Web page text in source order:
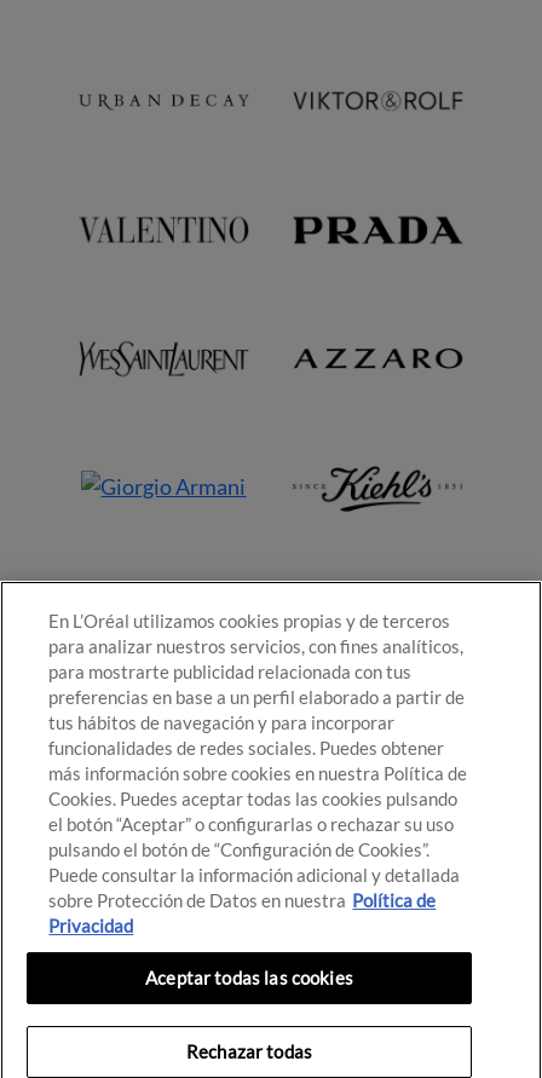
© Destino de Belleza 2021
Política de cookies
Términos de uso
Política de privacidad
En L’Oréal utilizamos cookies propias y de terceros
para analizar nuestros servicios, con fines analíticos,
para mostrarte publicidad relacionada con tus
preferencias en base a un perfil elaborado a partir de
tus hábitos de navegación y para incorporar
funcionalidades de redes sociales. Puedes obtener
más información sobre cookies en nuestra Política de
Cookies. Puedes aceptar todas las cookies pulsando
el botón “Aceptar” o configurarlas o rechazar su uso
pulsando el botón de “Configuración de Cookies”.
Puede consultar la información adicional y detallada
sobre Protección de Datos en nuestra Política de
Privacidad
Rechazar todas
Aceptar todas las cookies